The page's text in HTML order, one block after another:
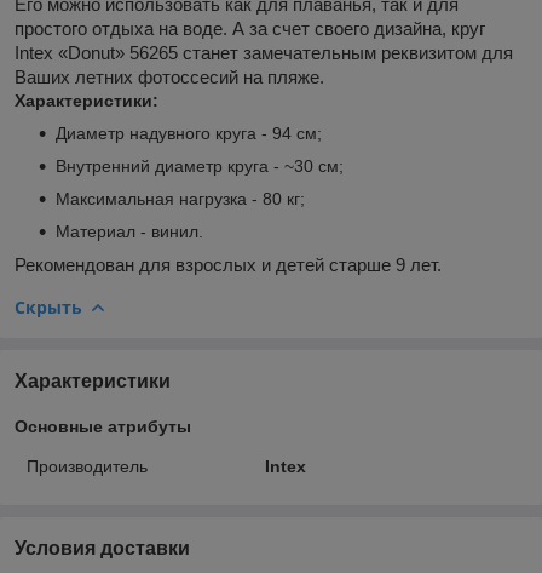
простого отдыха на воде. А за счет своего дизайна, круг
Intex «Donut» 56265 станет замечательным реквизитом для
Ваших летних фотоссесий на пляже.
Характеристики:
Диаметр надувного круга - 94 см;
Внутренний диаметр круга - ~30 см;
Максимальная нагрузка - 80 кг;
Материал - винил.
Рекомендован для взрослых и детей старше 9 лет.
Скрыть
Характеристики
Основные атрибуты
Производитель Intex
Условия доставки